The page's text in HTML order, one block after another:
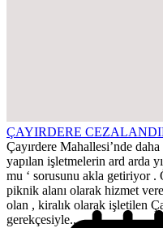
ÇAYIRDERE
Çayırdere Mahallesi’nde
yapılan işletmelerin ard arda
mu ‘ sorusunu akla getiriyor .
piknik alanı olarak hizmet
olan , kiralık olarak işletilen
gerekçesiyle...